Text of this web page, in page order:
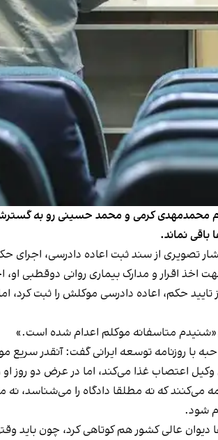
محمدمهدی کرمی و محمد حسینی رو به
باقی نماند.
تصویری از سند ثبت اعاده دادرسی،
اخذ اقرار و مدارک بیماری روانی دوقطبی
حکم، اعاده دادرسی موکلش را ثبت کرد،
«شنیدم متاسفانه موکلم اعدام شده است.»
روزنامه توسعه ایرانی گفت: آنقدر سریع
اعتصاب غذا می‌کند، اما در عرض دو روز او
یک پسر ۲۲ ساله را محاکمه می‌کنند که نه مطلقا
شود.
دیوان عالی کشور هم کوتاهی کرد، چون